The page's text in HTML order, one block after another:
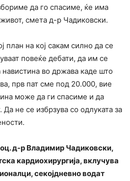
да го спасиме, ќе има
смета д-р Чадиковски.
план на кој сакам силно да се
повеќе дебати, да им се
навистина во држава каде што
прв пат сме под 20.000, вие
може да ги спасиме и да
не се избрзува со одлуката за
д-р Владимир Чадиковски,
кардиохирургија, вклучува
секојдневно водат